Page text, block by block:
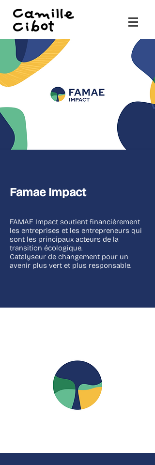
Famae Impact
FAMAE Impact soutient financièrement
les entreprises et les entrepreneurs qui
sont les principaux acteurs de la
transition écologique.
Catalyseur de changement pour un
avenir plus vert et plus responsable.